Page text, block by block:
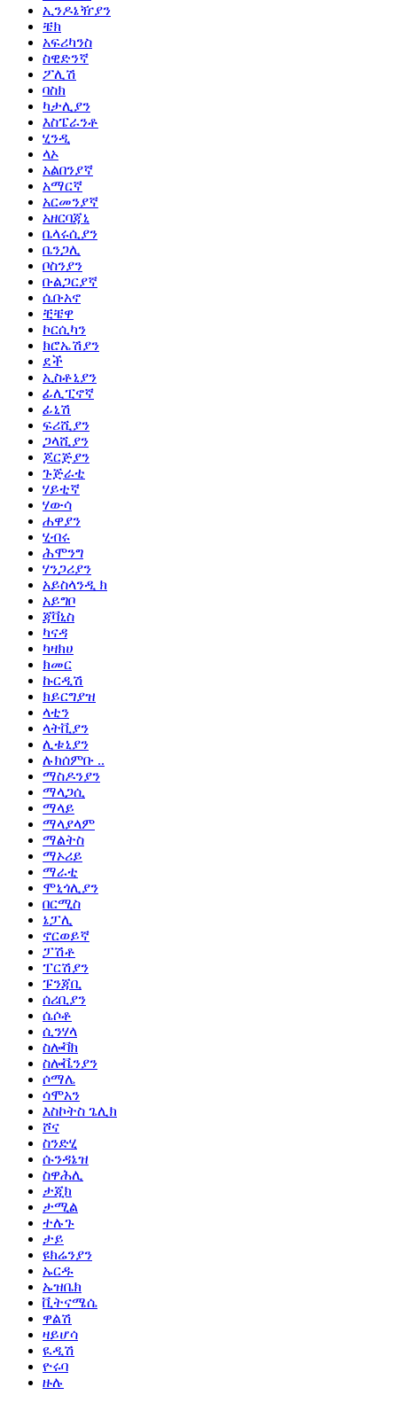
ኢንዶኔዥያን
ቼክ
አፍሪካንስ
ስዊድንኛ
ፖሊሽ
ባስክ
ካታሊያን
እስፔራንቶ
ሂንዲ
ላኦ
አልበንያኛ
አማርኛ
አርመንያኛ
አዘርባጃኒ
ቤላሩሲያን
ቤንጋሊ
ቦስንያን
ቡልጋርያኛ
ሴቡአኖ
ቺቼዋ
ኮርሲካን
ክሮኤሽያን
ደች
ኢስቶኒያን
ፊሊፒኖኛ
ፊኒሽ
ፍሪሺያን
ጋላሺያን
ጆርጅያን
ጉጅራቲ
ሃይቲኛ
ሃውሳ
ሐዋያን
ሂብሩ
ሕሞንግ
ሃንጋሪያን
አይስላንዲ ክ
አይግቦ
ጃቫኒስ
ካናዳ
ካዛክሀ
ክመር
ኩርዲሽ
ክይርግያዝ
ላቲን
ላትቪያን
ሊቱኒያን
ሉክሰምቡ ..
ማስዶንያን
ማላጋሲ
ማላይ
ማላያላም
ማልትስ
ማኦሪይ
ማራቲ
ሞኒጎሊያን
በርሚስ
ኔፓሊ
ኖርወይኛ
ፓሽቶ
ፐርሽያን
ፑንጃቢ
ሰሪቢያን
ሴሶቶ
ሲንሃላ
ስሎቫክ
ስሎቬንያን
ሶማሌ
ሳሞአን
እስኮትስ ጌሊክ
ሾና
ስንድሂ
ሱንዳኔዝ
ስዋሕሊ
ታጂክ
ታሚል
ተሉጉ
ታይ
ዩክሬንያን
ኡርዱ
ኡዝቤክ
ቪትናሜሴ
ዋልሽ
ዛይሆሳ
ዪዲሽ
ዮሩባ
ዙሉ